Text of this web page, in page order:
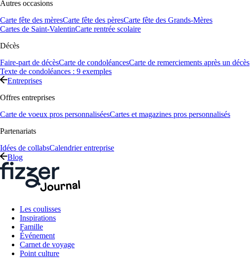
Autres occasions
Carte fête des mèresCarte fête des pèresCarte fête des Grands-Mères
Cartes de Saint-ValentinCarte rentrée scolaire
Décès
Faire-part de décèsCarte de condoléancesCarte de remerciements après un décès
Texte de condoléances : 9 exemples
Entreprises
Offres entreprises
Carte de voeux pros personnaliséesCartes et magazines pros personnalisés
Partenariats
Idées de collabsCalendrier entreprise
Blog
Les coulisses
Inspirations
Famille
Événement
Carnet de voyage
Point culture